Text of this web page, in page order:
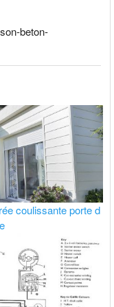
beton-
coulissante porte d